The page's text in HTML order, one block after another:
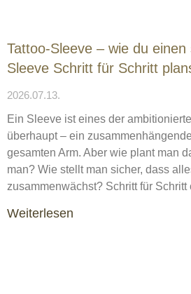
Tattoo-Sleeve – wie du
Sleeve Schritt für Schritt
2026.07.13.
Ein Sleeve ist eines der
überhaupt – ein
gesamten Arm. Aber wie plant man
man? Wie stellt man sicher, dass
zusammenwächst? Schritt für Schritt
Weiterlesen